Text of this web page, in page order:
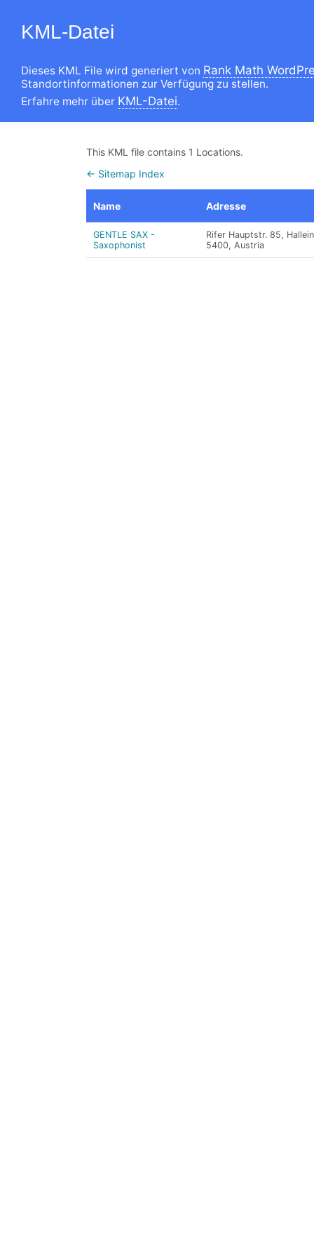
KML-Datei
Dieses KML File wird generiert von Rank Math
Standortinformationen zur Verfügung zu stellen.
Erfahre mehr über KML-Datei.
This KML file contains 1 Locations.
← Sitemap Index
Name Adresse
GENTLE SAX -
Saxophonist
Rifer Hauptstr. 85,
5400, Austria